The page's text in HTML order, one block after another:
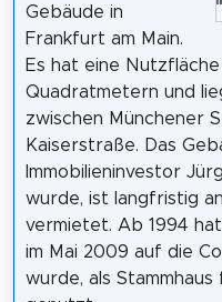
Gebäude in
Frankfurt am Main.
Es hat eine
Quadratmetern und
zwischen Münchener
Kaiserstraße. Das
Immobilieninvestor
wurde, ist langfristig
vermietet. Ab 1994
im Mai 2009 auf die
wurde, als